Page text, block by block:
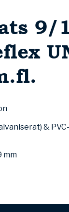
9/
&
mm